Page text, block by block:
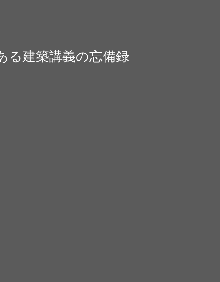
る建築講義の忘備録